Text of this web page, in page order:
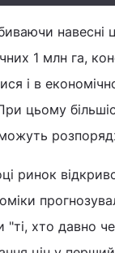
навесні
1 млн га,
і в
цьому
ринок
хто давно